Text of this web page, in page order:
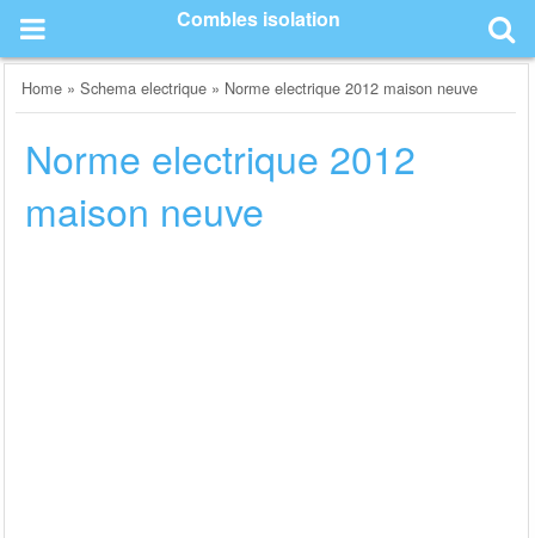
content
Combles isolation
Home »Schema electrique » Norme electrique 2012 maison neuve
Norme electrique 2012
maison neuve